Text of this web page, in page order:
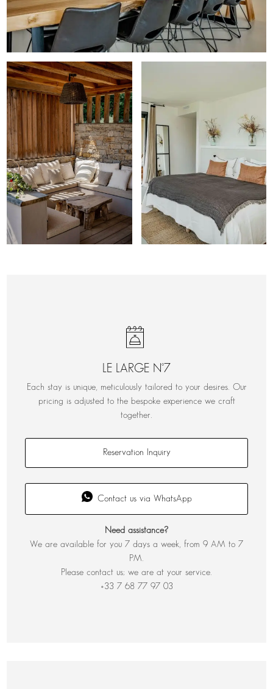
LE LARGE N°7
Each stay is unique, meticulously tailored to your desires. Our
pricing is adjusted to the bespoke experience we craft
together.
Reservation Inquiry
Contact us via WhatsApp
Need assistance?
We are available for you 7 days a week, from 9 AM to 7
PM.
Please contact us; we are at your service.
+33 7 68 77 97 03